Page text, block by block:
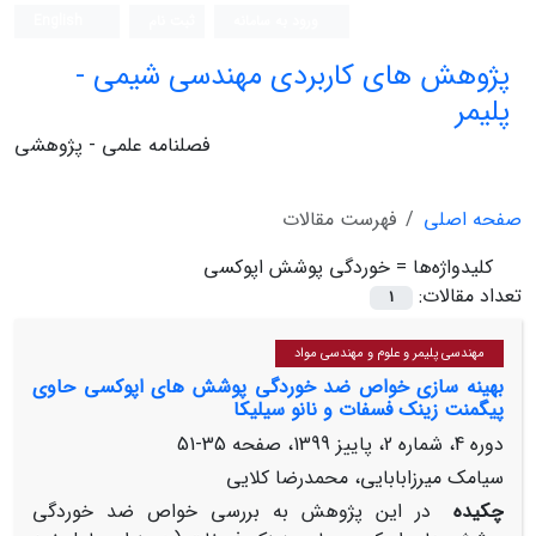
پژوهش های کاربردی مهندسی شیمی -
پلیمر
فصلنامه علمی - پژوهشی
صفحه اصلی
فهرست مقالات
کلیدواژه‌ها = خوردگی پوشش اپوکسی
تعداد مقالات:
1
مهندسی پلیمر و علوم و مهندسی مواد
بهینه سازی خواص ضد خوردگی پوشش های اپوکسی حاوی
پیگمنت زینک فسفات و نانو سیلیکا
دوره 4، شماره 2، پاییز 1399، صفحه
35-51
سیامک میرزابابایی، محمدرضا کلایی
چکیده
در این پژوهش به بررسی خواص ضد خوردگی